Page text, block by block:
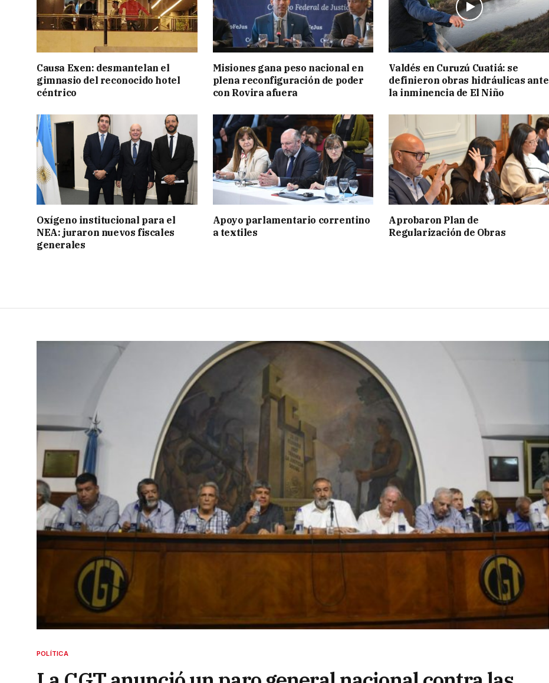
Causa Exen: desmantelan el
gimnasio del reconocido hotel
céntrico
Misiones gana peso nacional en
plena reconfiguración de poder
con Rovira afuera
Valdés en Curuzú Cuatiá: se
definieron obras hidráulicas ante
la inminencia de El Niño
Oxígeno institucional para el
NEA: juraron nuevos fiscales
generales
Apoyo parlamentario correntino
a textiles
Aprobaron Plan de
Regularización de Obras
POLÍTICA